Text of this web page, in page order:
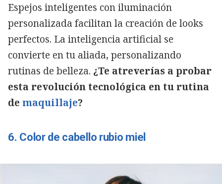
Espejos inteligentes con iluminación
personalizada facilitan la creación de looks
perfectos. La inteligencia artificial se
convierte en tu aliada, personalizando
rutinas de belleza. ¿Te atreverías a probar
esta revolución tecnológica en tu rutina
de maquillaje?
6. Color de cabello rubio miel